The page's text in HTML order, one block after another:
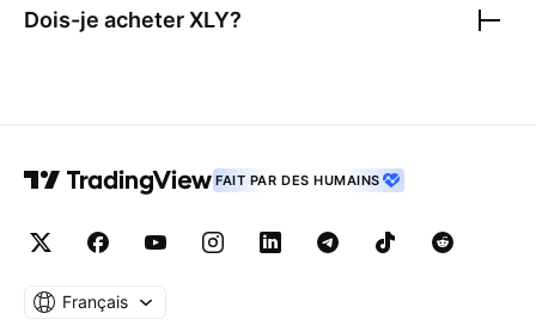
Dois-je acheterXLY?
FAIT PAR DES HUMAINS
Français